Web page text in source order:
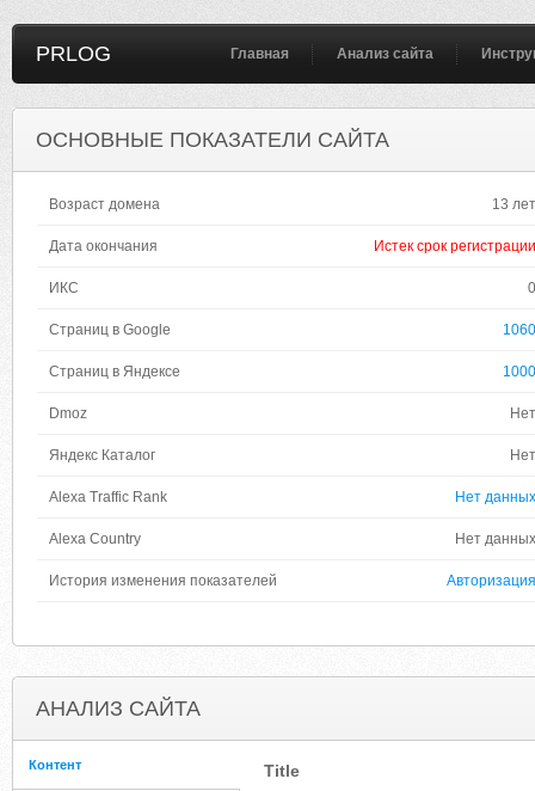
PRLOG Главная Анализ сайта
ОСНОВНЫЕ ПОКАЗАТЕЛИ САЙТА
Возраст домена 13 лет
Дата окончания Истек срок регистрации
ИКС 0
Страниц в Google 1060
Страниц в Яндексе 1000
Dmoz Нет
Яндекс Каталог Нет
Alexa Traffic Rank Нет данных
Alexa Country Нет данных
История изменения показателей Авторизация
АНАЛИЗ САЙТА
Контент Title